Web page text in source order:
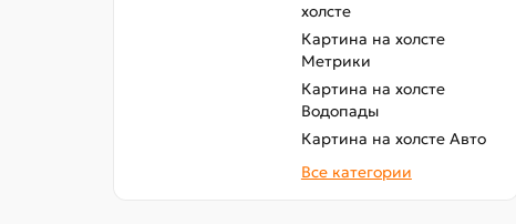
холсте
Картина на холсте
Метрики
Картина на холсте
Водопады
Картина на холсте Авто
Все категории